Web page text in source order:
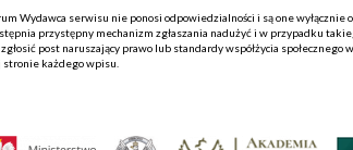
Wydawca serwisu nie ponosi odpowiedzialności i są one wyłącznie
przystępny mechanizm zgłaszania nadużyć i w przypadku
post naruszający prawo lub standardy współżycia społecznego
każdego wpisu.